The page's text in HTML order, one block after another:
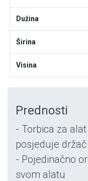
Dužina
Širina
Visina
Prednosti
- Torbica za
posjeduje
- Pojedinačno
svom alatu